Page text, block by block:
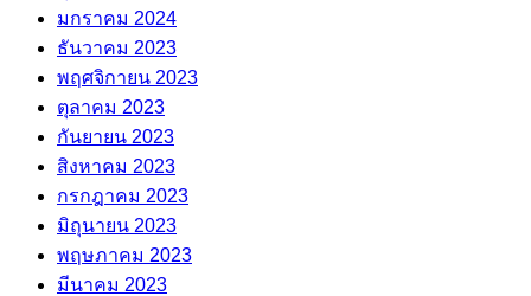
มกราคม 2024
ธันวาคม 2023
พฤศจิกายน 2023
ตุลาคม 2023
กันยายน 2023
สิงหาคม 2023
กรกฎาคม 2023
มิถุนายน 2023
พฤษภาคม 2023
มีนาคม 2023